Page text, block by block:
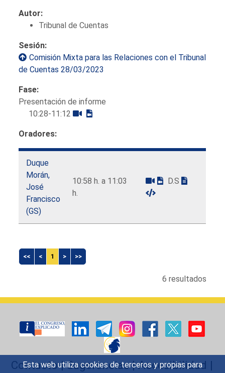
Esta web utiliza cookies de terceros y propias para
Autor:
Tribunal de Cuentas
Sesión:
Comisión Mixta para las Relaciones con el Tribunal
de Cuentas 28/03/2023
Fase:
Presentación de informe
10:28-11:12
Oradores:
Duque
Morán,
José
Francisco
(GS)
10:58 h. a 11:03
h.
D.S
<< < 1 > >>
6 resultados
Contacto|Sugerencias|Accesibilidad |